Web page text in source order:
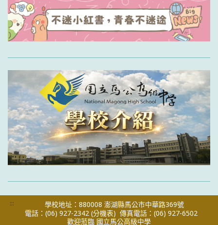
:::
學校地址：880008 澎湖縣馬公市中華路369號
電話：(06) 927-2342 (分機表) 傳真電話：(06) 927-6502
歡迎蒞臨 國立馬公高級中學